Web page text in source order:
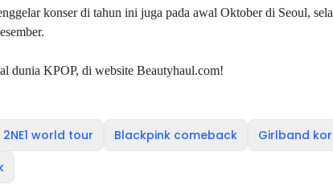
konser di tahun ini juga pada awal Oktober di Seoul,
dunia KPOP, di website Beautyhaul.com!
2NE1 world tour Blackpink comeback Girlband